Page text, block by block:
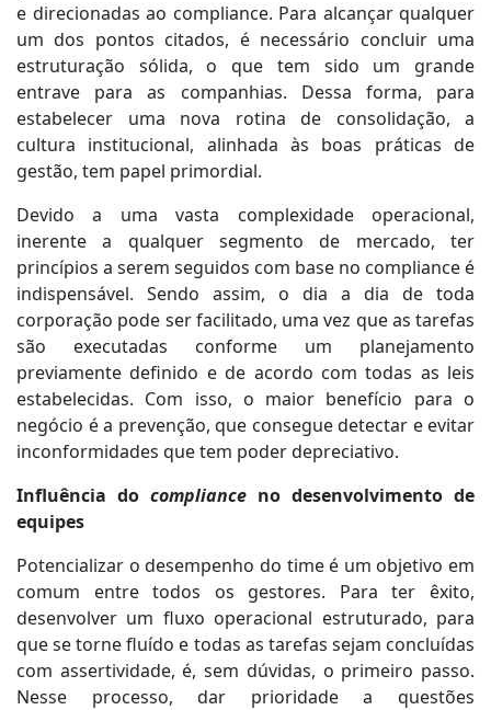
e direcionadas ao compliance. Para alcançar qualquer
um dos pontos citados, é necessário concluir uma
estruturação sólida, o que tem sido um grande
entrave para as companhias. Dessa forma, para
estabelecer uma nova rotina de consolidação, a
cultura institucional, alinhada às boas práticas de
gestão, tem papel primordial.
Devido a uma vasta complexidade operacional,
inerente a qualquer segmento de mercado, ter
princípios a serem seguidos com base no compliance é
indispensável. Sendo assim, o dia a dia de toda
corporação pode ser facilitado, uma vez que as tarefas
são executadas conforme um planejamento
previamente definido e de acordo com todas as leis
estabelecidas. Com isso, o maior benefício para o
negócio é a prevenção, que consegue detectar e evitar
inconformidades que tem poder depreciativo.
Influência do compliance no desenvolvimento de
equipes
Potencializar o desempenho do time é um objetivo em
comum entre todos os gestores. Para ter êxito,
desenvolver um fluxo operacional estruturado, para
que se torne fluído e todas as tarefas sejam concluídas
com assertividade, é, sem dúvidas, o primeiro passo.
Nesse processo, dar prioridade a questões